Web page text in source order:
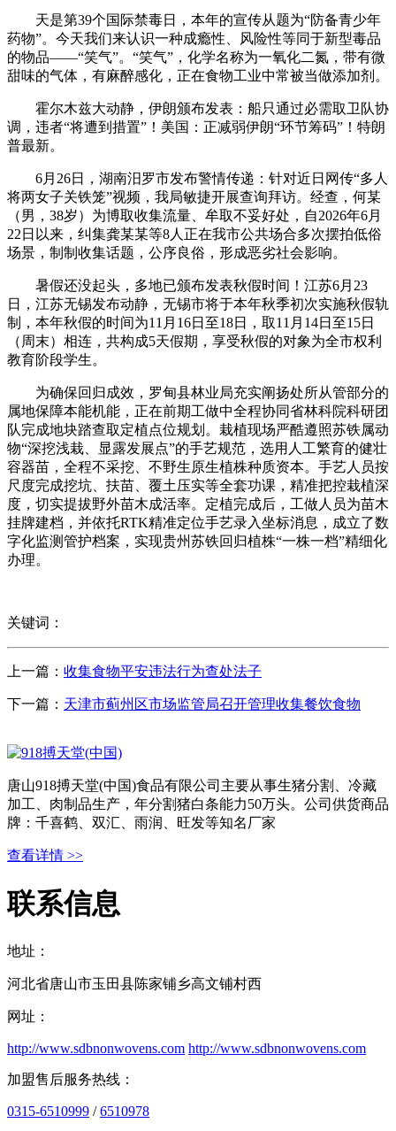
天是第39个国际禁毒日，本年的宣传从题为“防备青少年
药物”。今天我们来认识一种成瘾性、风险性等同于新型毒品
的物品——“笑气”。“笑气”，化学名称为一氧化二氮，带有微
甜味的气体，有麻醉感化，正在食物工业中常被当做添加剂。
霍尔木兹大动静，伊朗颁布发表：船只通过必需取卫队协
调，违者“将遭到措置”！美国：正减弱伊朗“环节筹码”！特朗
普最新。
6月26日，湖南汨罗市发布警情传递：针对近日网传“多人
将两女子关铁笼”视频，我局敏捷开展查询拜访。经查，何某
（男，38岁）为博取收集流量、牟取不妥好处，自2026年6月
22日以来，纠集龚某某等8人正在我市公共场合多次摆拍低俗
场景，制制收集话题，公序良俗，形成恶劣社会影响。
暑假还没起头，多地已颁布发表秋假时间！江苏6月23
日，江苏无锡发布动静，无锡市将于本年秋季初次实施秋假轨
制，本年秋假的时间为11月16日至18日，取11月14日至15日
（周末）相连，共构成5天假期，享受秋假的对象为全市权利
教育阶段学生。
为确保回归成效，罗甸县林业局充实阐扬处所从管部分的
属地保障本能机能，正在前期工做中全程协同省林科院科研团
队完成地块踏查取定植点位规划。栽植现场严酷遵照苏铁属动
物“深挖浅栽、显露发展点”的手艺规范，选用人工繁育的健壮
容器苗，全程不采挖、不野生原生植株种质资本。手艺人员按
尺度完成挖坑、扶苗、覆土压实等全套功课，精准把控栽植深
度，切实提拔野外苗木成活率。定植完成后，工做人员为苗木
挂牌建档，并依托RTK精准定位手艺录入坐标消息，成立了数
字化监测管护档案，实现贵州苏铁回归植株“一株一档”精细化
办理。
关键词：
上一篇： 收集食物平安违法行为查处法子
下一篇： 天津市蓟州区市场监管局召开管理收集餐饮食物
唐山918搏天堂(中国)食品有限公司主要从事生猪分割、冷藏
加工、肉制品生产，年分割猪白条能力50万头。公司供货商品
牌：千喜鹤、双汇、雨润、旺发等知名厂家
查看详情 >>
联系信息
地址：
河北省唐山市玉田县陈家铺乡高文铺村西
网址：
http://www.sdbnonwovens.com http://www.sdbnonwovens.com
加盟售后服务热线：
0315-6510999 /6510978